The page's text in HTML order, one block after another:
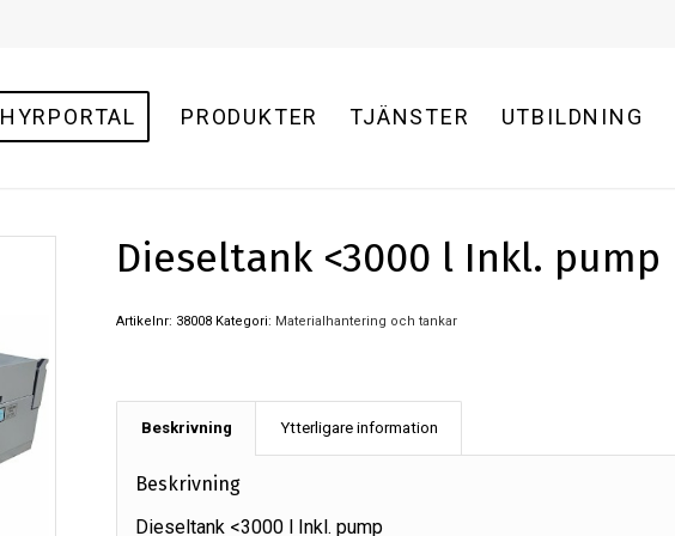
HYRPORTAL PRODUKTER TJÄNSTER UTBILDNING
Dieseltank <3000 l Inkl. pump
Artikelnr: 38008 Kategori: Materialhantering och tankar
Beskrivning Ytterligare information
Beskrivning
Dieseltank <3000 l Inkl. pump